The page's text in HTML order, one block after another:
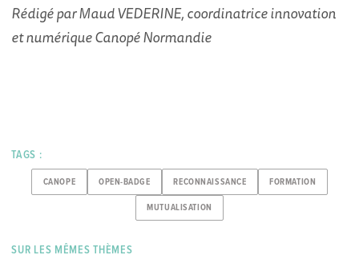
Rédigé par Maud VEDERINE, coordinatrice innovation
et numérique Canopé Normandie
TAGS :
CANOPE OPEN-BADGE RECONNAISSANCE FORMATION
MUTUALISATION
SUR LES MÊMES THÈMES